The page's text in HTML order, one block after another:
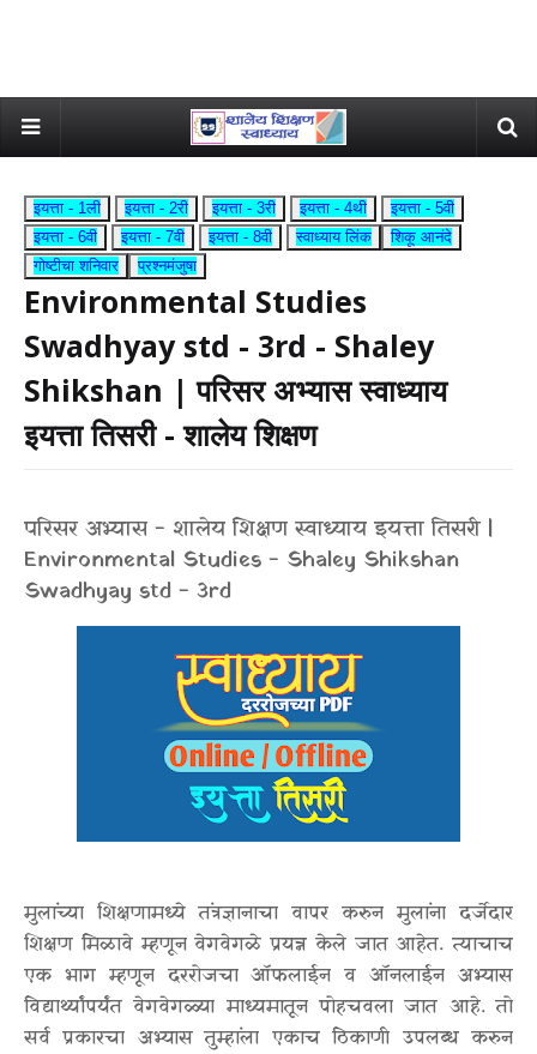
इयत्ता - 1ली इयत्ता - 2री इयत्ता - 3री इयत्ता - 4थी
इयत्ता - 5वी
इयत्ता - 6वी
इयत्ता - 7वी इयत्ता - 8वी स्वाध्याय लिंक
शिकू आनंदे
गोष्टीचा शनिवार
प्रश्नमंजुषा
Environmental Studies
Swadhyay std - 3rd - Shaley
Shikshan | परिसर अभ्यास स्वाध्याय
इयत्ता तिसरी - शालेय शिक्षण
परिसर अभ्यास - शालेय शिक्षण स्वाध्याय इयत्ता तिसरी |
Environmental Studies - Shaley Shikshan
Swadhyay std - 3rd
मुलांच्या शिक्षणामध्ये तंत्रज्ञानाचा वापर करुन मुलांना दर्जेदार
शिक्षण मिळावे म्हणून वेगवेगळे प्रयत्न केले जात आहेत. त्याचाच
एक भाग म्हणून दररोजचा ऑफलाईन व ऑनलाईन अभ्यास
विद्यार्थ्यांपर्यंत वेगवेगळ्या माध्यमातून पोहचवला जात आहे. तो
सर्व प्रकारचा अभ्यास तुम्हांला एकाच ठिकाणी उपलब्ध करुन